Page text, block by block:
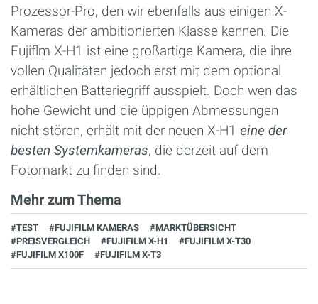
Prozessor-Pro, den wir ebenfalls aus einigen X-
Kameras der ambitionierten Klasse kennen. Die
Fujiflm X-H1 ist eine großartige Kamera, die ihre
vollen Qualitäten jedoch erst mit dem optional
erhältlichen Batteriegriff ausspielt. Doch wen das
hohe Gewicht und die üppigen Abmessungen
nicht stören, erhält mit der neuen X-H1 eine der
besten Systemkameras, die derzeit auf dem
Fotomarkt zu finden sind.
Mehr zum Thema
#TEST #FUJIFILM KAMERAS
#MARKTÜBERSICHT
#PREISVERGLEICH
#FUJIFILM X-H1
#FUJIFILM X-T30
#FUJIFILM X100F
#FUJIFILM X-T3